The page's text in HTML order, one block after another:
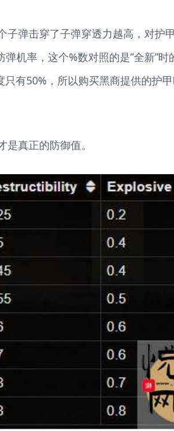
子弹击穿了子弹穿透力越高，对护
机率，这个%数对照的是”全新”时
有50%，所以购买黑商提供的护
真正的防御值。